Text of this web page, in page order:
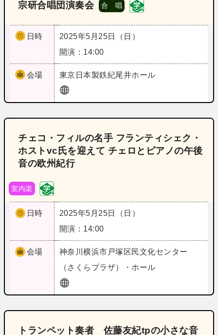
宗研合唱団演奏会 合 唱
日時
2025年5月25日（日）
開演：14:00
会場 東京 日本製鉄紀尾井ホール
チェコ・フィルの名手 フランティシェク・
ホストvc氏を迎えて チェロとピアノの午後
音の欧州紀行
室内楽
日時
2025年5月25日（日）
開演：14:00
会場 神奈川横浜市戸塚区民文化センター
（さくらプラザ）・ホール
トランペット奏者 佐藤友紀tpの小さな音